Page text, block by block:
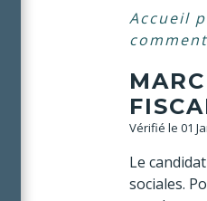
Accueil
Vérifié le 01
Le
sociales.